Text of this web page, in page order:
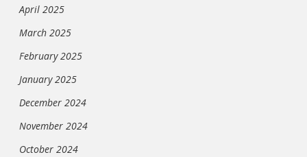
April 2025
March 2025
February 2025
January 2025
December 2024
November 2024
October 2024